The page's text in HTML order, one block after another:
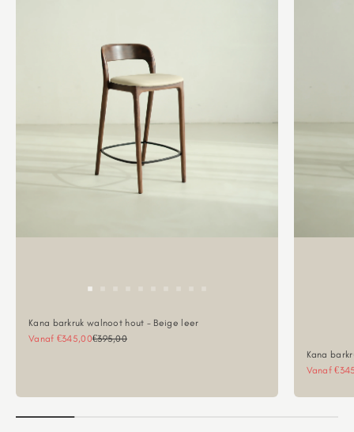
Kana barkruk walnoot hout - Beige leer
Aanbiedingsprijs
Vanaf €345,00Normale prijs
€395,00
Kana
Vanaf